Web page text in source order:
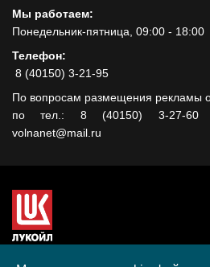
Мы работаем:
Понедельник-пятница, 09:00 - 18:00
Телефон:
8 (40150) 3-21-95
По вопросам размещения рекламы
по тел.: 8 (40150) 3-27-60
volnanet@mail.ru